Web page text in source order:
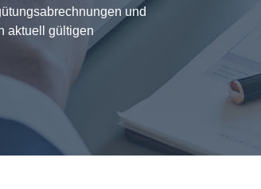
und
aktuell gültigen